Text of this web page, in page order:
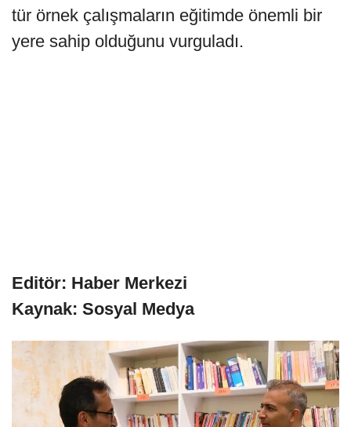
tür örnek çalışmaların eğitimde önemli bir
yere sahip olduğunu vurguladı.
Editör: Haber Merkezi
Kaynak: Sosyal Medya